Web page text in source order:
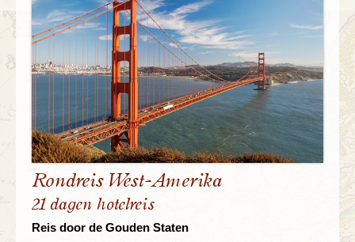
Rondreis West-Amerika
21 dagen hotelreis
Reis door de Gouden Staten